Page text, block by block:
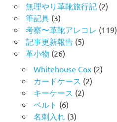
無理やり革靴旅行記 (2)
筆記具(3)
考察〜革靴アレコレ (119)
記事更新報告(5)
革小物 (26)
Whitehouse Cox(2)
カードケース (2)
キーケース (2)
ベルト (6)
名刺入れ (3)